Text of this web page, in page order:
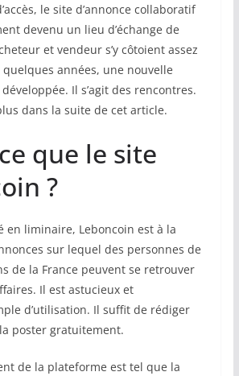
le site d’annonce collaboratif
devenu un lieu d’échange de
et vendeur s’y côtoient assez
années, une nouvelle
développée. Il s’agit des rencontres.
dans la suite de cet article.
que le site
?
en liminaire, Leboncoin est à la
sur lequel des personnes de
de la France peuvent se retrouver
Il est astucieux et
d’utilisation. Il suffit de rédiger
poster gratuitement.
de la plateforme est tel que la